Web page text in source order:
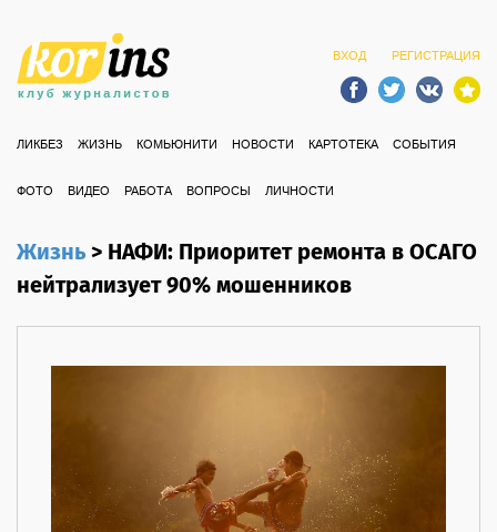
ВХОД РЕГИСТРАЦИЯ
ЛИКБЕЗ ЖИЗНЬ КОМЬЮНИТИ НОВОСТИ КАРТОТЕКА СОБЫТИЯ
ФОТО ВИДЕО РАБОТА ВОПРОСЫ ЛИЧНОСТИ
Жизнь>НАФИ: Приоритет ремонта в ОСАГО
нейтрализует 90% мошенников